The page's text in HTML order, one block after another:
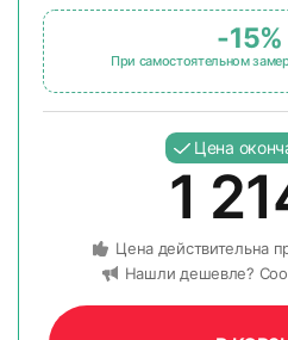
-15%
При самостоятельном
Цена
1
Цена действительна
Нашли дешевле?